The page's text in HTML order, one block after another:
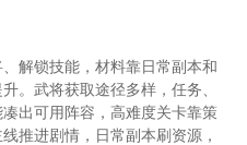
解锁技能，材料靠日常副本和
。武将获取途径多样，任务、
出可用阵容，高难度关卡靠策
推进剧情，日常副本刷资源，